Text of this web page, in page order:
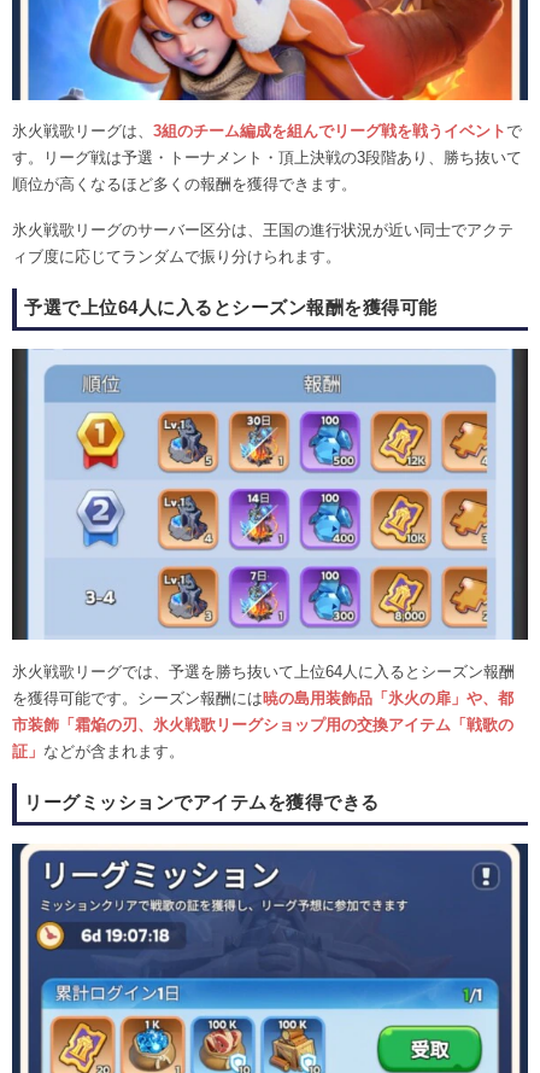
氷火戦歌リーグは、 3組のチーム編成を組んでリーグ戦を戦うイベントで
す。リーグ戦は予選・トーナメント・頂上決戦の3段階あり、勝ち抜いて
順位が高くなるほど多くの報酬を獲得できます。
氷火戦歌リーグのサーバー区分は、王国の進行状況が近い同士でアクテ
ィブ度に応じてランダムで振り分けられます。
予選で上位64人に入るとシーズン報酬を獲得可能
氷火戦歌リーグでは、予選を勝ち抜いて上位64人に入るとシーズン報酬
を獲得可能です。シーズン報酬には暁の島用装飾品「氷火の扉」や、都
市装飾「霜焔の刃、氷火戦歌リーグショップ用の交換アイテム「戦歌の
証」 などが含まれます。
リーグミッションでアイテムを獲得できる